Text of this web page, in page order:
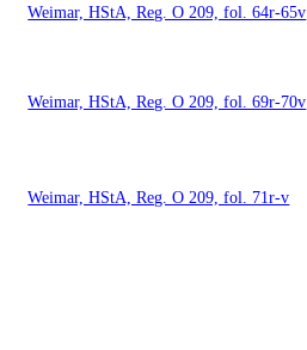
Weimar, HStA, Reg. O 209, fol. 64r-65v
Weimar, HStA, Reg. O 209, fol. 69r-70v
Weimar, HStA, Reg. O 209, fol. 71r-v